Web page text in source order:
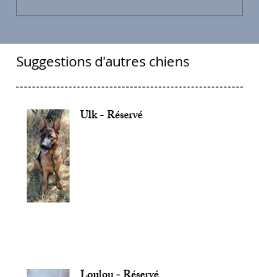
Suggestions d'autres chiens
Ulk - Réservé